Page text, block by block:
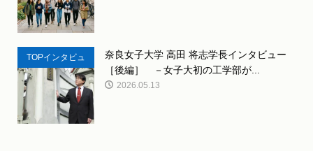
TOPインタビュ
ー
奈良女子大学 高田 将志学長インタビュー
［後編］ －女子大初の工学部が...
2026.05.13